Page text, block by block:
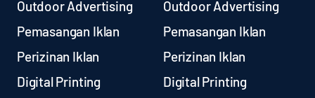
Outdoor Advertising
Pemasangan Iklan
Perizinan Iklan
Digital Printing
Outdoor Advertising
Pemasangan Iklan
Perizinan Iklan
Digital Printing